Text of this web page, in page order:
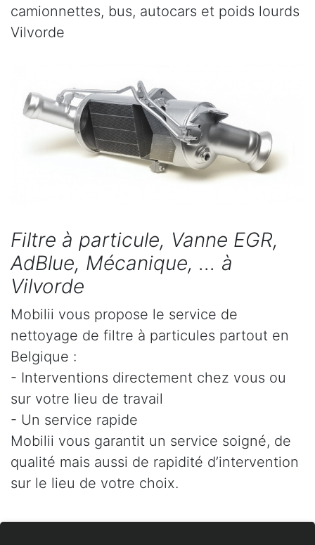
camionnettes, bus, autocars et poids lourds
Vilvorde
Filtre à particule, Vanne EGR,
AdBlue, Mécanique, ... à
Vilvorde
Mobilii vous propose le service de
nettoyage de filtre à particules partout en
Belgique :
- Interventions directement chez vous ou
sur votre lieu de travail
- Un service rapide
Mobilii vous garantit un service soigné, de
qualité mais aussi de rapidité d’intervention
sur le lieu de votre choix.